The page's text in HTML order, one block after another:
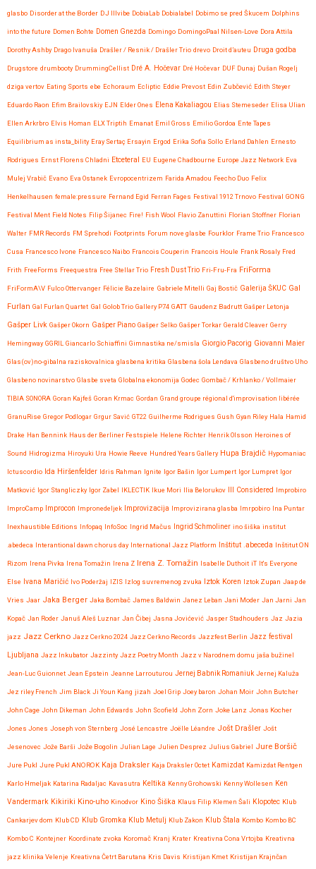
glasbo Disorder at the Border DJ Illvibe DobiaLab Dobialabel Dobimo se pred Škucem Dolphins
into the future Domen Bohte Domen Gnezda Domingo DomingoPaal Nilsen-Love Dora Attila
Dorothy Ashby Drago Ivanuša Drašler / Resnik / Drašler Trio drevo Droit d’auteu Druga godba
Drugstore drumbooty DrummingCellist Dré A. Hočevar Dré Hočevar DUF Dunaj Dušan Rogelj
dziga vertov Eating Sports ebe Echoraum Ecliptic Eddie Prevost Edin Zubčević Edith Steyer
Eduardo Raon Efim Brailovskiy EJN Elder Ones Elena Kakaliagou Elias Stemeseder Elisa Ulian
Ellen Arkrbro Elvis Homan ELX Triptih Emanat Emil Gross Emilio Gordoa Ente Tapes
Equilibrium as insta_bility Eray Sertaç Ersayin Ergod Erika Sofia Sollo Erland Dahlen Ernesto
Rodrigues Ernst Florens Chladni Etceteral EU Eugene Chadbourne Europe Jazz Network Eva
Mulej Vrabič Evano Eva Ostanek Evropocentrizem Farida Amadou Feecho Duo Felix
Henkelhausen female:pressure Fernand Egid Ferran Fages Festival 1912 Trnovo Festival GONG
Festival Ment Field Notes Filip Šijanec Fire! Fish Wool Flavio Zanuttini Florian Stoffner Florian
Walter FMR Records FM Sprehodi Footprints Forum nove glasbe Fourklor Frame Trio Francesco
Cusa Francesco Ivone Francesco Naibo Francois Couperin Francois Houle Frank Rosaly Fred
Frith FreeForms Freequestra Free Stellar Trio Fresh Dust Trio Fri-Fru-Fra FriForma
FriFormA\V Fulco Ottervanger Félicie Bazelaire Gabriele Mitelli Gaj Bostič Galerija ŠKUC Gal
Furlan Gal Furlan Quartet Gal Golob Trio Gallery P74 GATT Gaudenz Badrutt Gašper Letonja
Gašper Livk Gašper Okorn Gašper Piano Gašper Selko Gašper Torkar Gerald Cleaver Gerry
Hemingway GGRIL Giancarlo Schiaffini Gimnastika ne/smisla Giorgio Pacorig Giovanni Maier
Glas(ov)no-gibalna raziskovalnica glasbena kritika Glasbena šola Lendava Glasbeno društvo Uho
Glasbeno novinarstvo Glasbe sveta Globalna ekonomija Godec Gombač / Krhlanko / Vollmaier
TIBIA SONORA Goran Kajfeš Goran Krmac Gordan Grand groupe régional d'improvisation libérée
GranuRise Gregor Podlogar Grgur Savić GT22 Guilherme Rodrigues Gush Gyan Riley Hala Hamid
Drake Han Bennink Haus der Berliner Festspiele Helene Richter Henrik Olsson Heroines of
Sound Hidrogizma Hiroyuki Ura Howie Reeve Hundred Years Gallery Hupa Brajdič Hypomaniac
Ictuscordio Ida Hiršenfelder Idris Rahman Ignite Igor Bašin Igor Lumpert Igor Lumpret Igor
Matković Igor Stangliczky Igor Zabel IKLECTIK Ikue Mori Ilia Belorukov Ill Considered Improbiro
ImproCamp Improcon Impronedeljek Improvizacija Improvizirana glasba Imrpobiro Ina Puntar
Inexhaustible Editions Infopaq InfoSoc Ingrid Mačus Ingrid Schmoliner ino šiška institut
.abedeca Interantional dawn chorus day International Jazz Platform Inštitut .abeceda Inštitut ON
Rizom Irena Pivka Irena Tomažin Irena Z Irena Z. Tomažin Isabelle Duthoit iT It's Everyone
Else Ivana Maričić Ivo Poderžaj IZIS Izlog suvremenog zvuka Iztok Koren Iztok Zupan Jaap de
Vries Jaar Jaka Berger Jaka Bombač James Baldwin Janez Leban Jani Moder Jan Jarni Jan
Kopač Jan Roder Januš Aleš Luznar Jan Čibej Jasna Jovićević Jasper Stadhouders Jaz Jazia
jazz Jazz Cerkno Jazz Cerkno 2024 Jazz Cerkno Records Jazzfest Berlin Jazz festival
Ljubljana Jazz Inkubator Jazzinty Jazz Poetry Month Jazz v Narodnem domu jaša bužinel
Jean-Luc Guionnet Jean Epstein Jeanne Larrouturou Jernej Babnik Romaniuk Jernej Kaluža
Jez riley French Jim Black Ji Youn Kang jizah Joel Grip Joey baron Johan Moir John Butcher
John Cage John Dikeman John Edwards John Scofield John Zorn Joke Lanz Jonas Kocher
Jones Jones Joseph von Sternberg José Lencastre Joëlle Léandre Jošt Drašler Jošt
Jesenovec Jože Barši Jože Bogolin Julian Lage Julien Desprez Julius Gabriel Jure Boršič
Jure Pukl Jure Pukl ANOROK Kaja Draksler Kaja Draksler Octet Kamizdat Kamizdat Rentgen
Karlo Hmeljak Katarina Radaljac Kavasutra Keltika Kenny Grohowski Kenny Wollesen Ken
Vandermark Kikiriki Kino-uho Kinodvor Kino Šiška Klaus Filip Klemen Šali Klopotec Klub
Cankarjev dom Klub CD Klub Gromka Klub Metulj Klub Zakon Klub Štala Kombo Kombo BC
Kombo C Kontejner Koordinate zvoka Koromač Kranj Krater Kreativna Cona Vrtojba Kreativna
jazz klinika Velenje Kreativna Četrt Barutana Kris Davis Kristijan Kmet Kristijan Krajnčan